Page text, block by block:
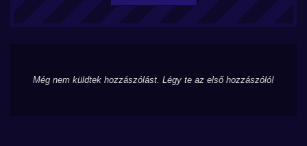
Még nem küldtek hozzászólást. Légy te az első hozzászóló!